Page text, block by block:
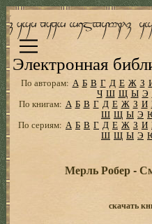
Электронная
По авторам: А Б В Г Д Е Ж З
Ч Ш Щ Ы Э
По книгам: А Б В Г Д Е Ж З И
Ш Щ Ы Э
По сериям: А Б В Г Д Е Ж З И
Ш Щ Ы Э
Мерль Робер -
скачать